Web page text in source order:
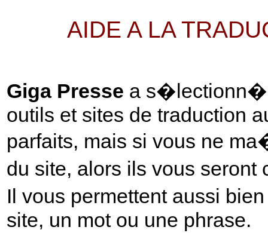
AIDE A LA
Giga Presse a s�lectionn�
outils et sites de traduction
parfaits, mais si vous ne
du site, alors ils vous
Il vous permettent aussi
site, un mot ou une phrase.